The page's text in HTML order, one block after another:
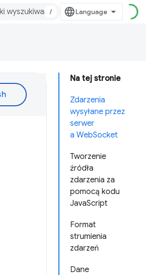
/
Na tej stronie
Zdarzenia
wysyłane przez
serwer
a WebSocket
Tworzenie
źródła
zdarzenia za
pomocą kodu
JavaScript
Format
strumienia
zdarzeń
Dane